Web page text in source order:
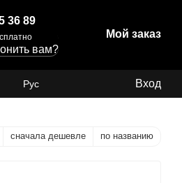
36 89
вам?
Мой заказ
Рус Вход
сначала дешевле по названию